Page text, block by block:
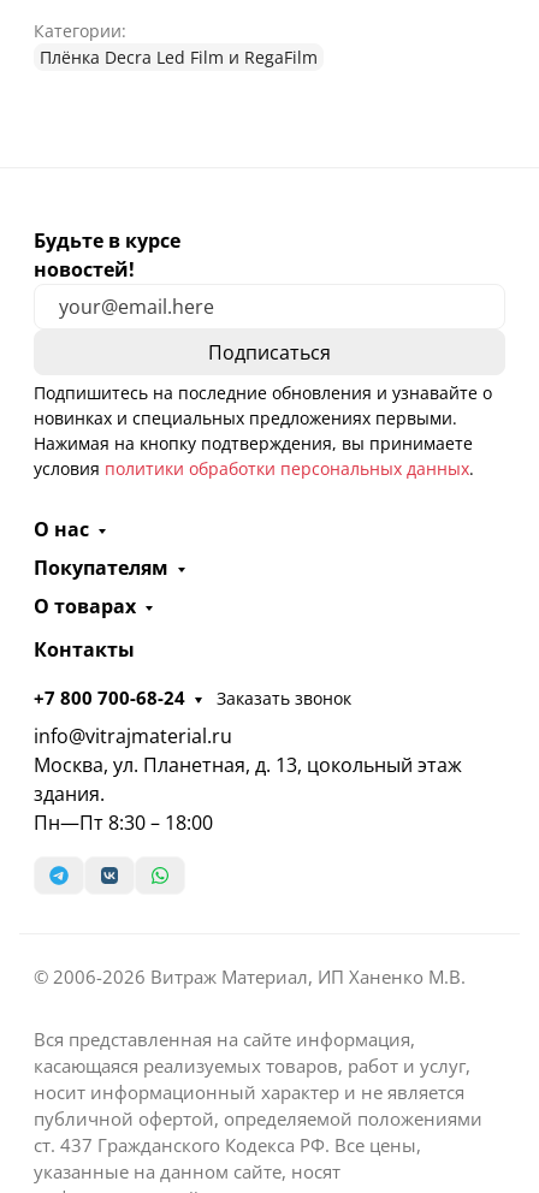
Категории:
Плёнка Decra Led Film и RegaFilm
Будьте в курсе
новостей!
Подпишитесь на последние обновления и узнавайте о
новинках и специальных предложениях первыми.
Нажимая на кнопку подтверждения, вы принимаете
условия политики обработки персональных данных.
О нас
Покупателям
О товарах
Контакты
+7 800 700-68-24 Заказать звонок
info@vitrajmaterial.ru
Москва, ул. Планетная, д. 13, цокольный этаж
здания.
Пн—Пт 8:30 – 18:00
© 2006-2026 Витраж Материал, ИП Ханенко М.В.
Вся представленная на сайте информация,
касающаяся реализуемых товаров, работ и услуг,
носит информационный характер и не является
публичной офертой, определяемой положениями
ст. 437 Гражданского Кодекса РФ. Все цены,
указанные на данном сайте, носят